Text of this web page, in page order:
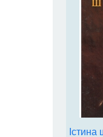
Істина